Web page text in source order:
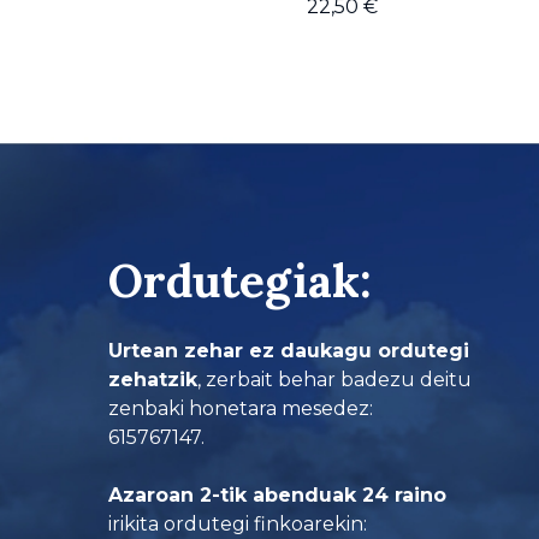
22,50€
Ordutegiak:
Urtean zehar ez daukagu ordutegi
zehatzik, zerbait behar badezu deitu
zenbaki honetara mesedez:
615767147.
Azaroan 2-tik abenduak 24 raino
irikita ordutegi finkoarekin: